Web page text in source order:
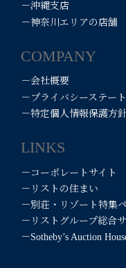
－沖縄支店
－神奈川エリアの店舗
COMPANY
－会社概要
－プライバシーステー
－特定個人情報保護方針
LINKS
－コーポレートサイト
－リストの住まい
－別荘・リゾート特集
－リストグループ総合
－Sotheby’s Auction